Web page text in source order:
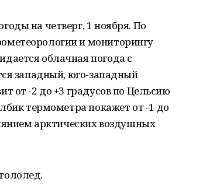
на четверг, 1 ноября. По
и мониторингу
облачная погода с
западный, юго-западный
от -2 до +3 градусов по Цельсию
термометра покажет от -1 до
арктических воздушных